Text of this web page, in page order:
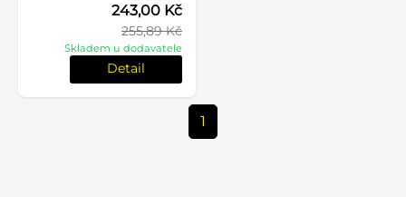
255,89 Kč
243,00 Kč
Skladem u dodavatele
Detail
1